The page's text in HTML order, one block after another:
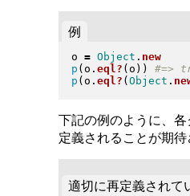
例
o = Object . new
p ( o . eql? ( o ) )
p ( o . eql? ( Object .
下記の例のように、
定義されることが期待
適切に再定義されて